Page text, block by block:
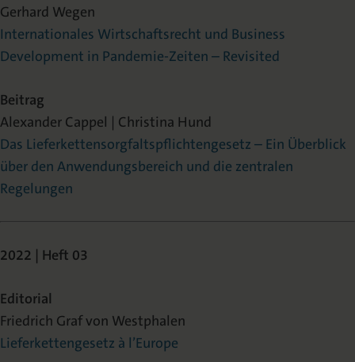
Gerhard Wegen
Internationales Wirtschaftsrecht und Business
Development in Pandemie-Zeiten – Revisited
Beitrag
Alexander Cappel | Christina Hund
Das Lieferkettensorgfaltspflichtengesetz – Ein Überblick
über den Anwendungsbereich und die zentralen
Regelungen
2022 | Heft 03
Editorial
Friedrich Graf von Westphalen
Lieferkettengesetz à l’Europe